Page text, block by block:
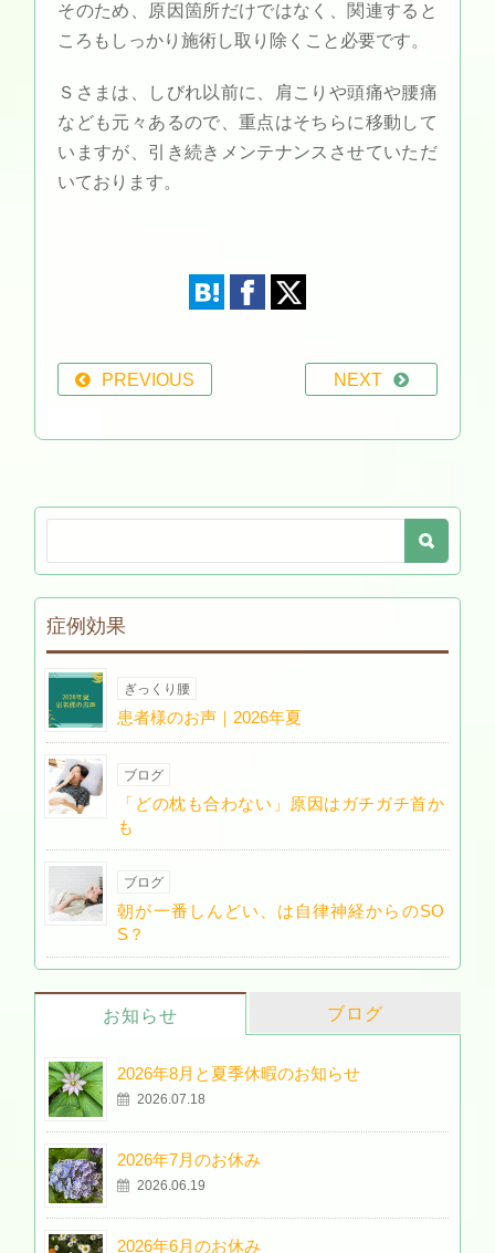
そのため、原因箇所だけではなく、関連すると
ころもしっかり施術し取り除くこと必要です。
Ｓさまは、しびれ以前に、肩こりや頭痛や腰痛
なども元々あるので、重点はそちらに移動して
いますが、引き続きメンテナンスさせていただ
いております。
PREVIOUS NEXT
症例効果
ぎっくり腰
患者様のお声｜2026年夏
ブログ
「どの枕も合わない」原因はガチガチ首か
も
ブログ
朝が一番しんどい、は自律神経からのSO
S？
お知らせ ブログ
2026年8月と夏季休暇のお知らせ
2026.07.18
2026年7月のお休み
2026.06.19
2026年6月のお休み